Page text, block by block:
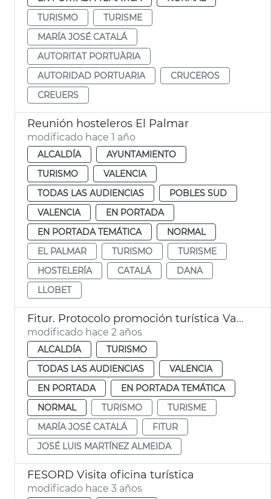
TURISMO
TURISME
MARÍA JOSÉ CATALÁ
AUTORITAT PORTUÀRIA
AUTORIDAD PORTUARIA
CRUCEROS
CREUERS
Reunión hosteleros El Palmar
modificado hace 1 año
ALCALDÍA
AYUNTAMIENTO
TURISMO
VALENCIA
TODAS LAS AUDIENCIAS
POBLES SUD
VALENCIA
EN PORTADA
EN PORTADA TEMÁTICA
NORMAL
EL PALMAR
TURISMO
TURISME
HOSTELERÍA
CATALÁ
DANA
LLOBET
Fitur. Protocolo promoción turística Valencia-Madrid
modificado hace 2 años
ALCALDÍA
TURISMO
TODAS LAS AUDIENCIAS
VALENCIA
EN PORTADA
EN PORTADA TEMÁTICA
NORMAL
TURISMO
TURISME
MARÍA JOSÉ CATALÁ
FITUR
JOSÉ LUIS MARTÍNEZ ALMEIDA
FESORD Visita oficina turística
modificado hace 3 años